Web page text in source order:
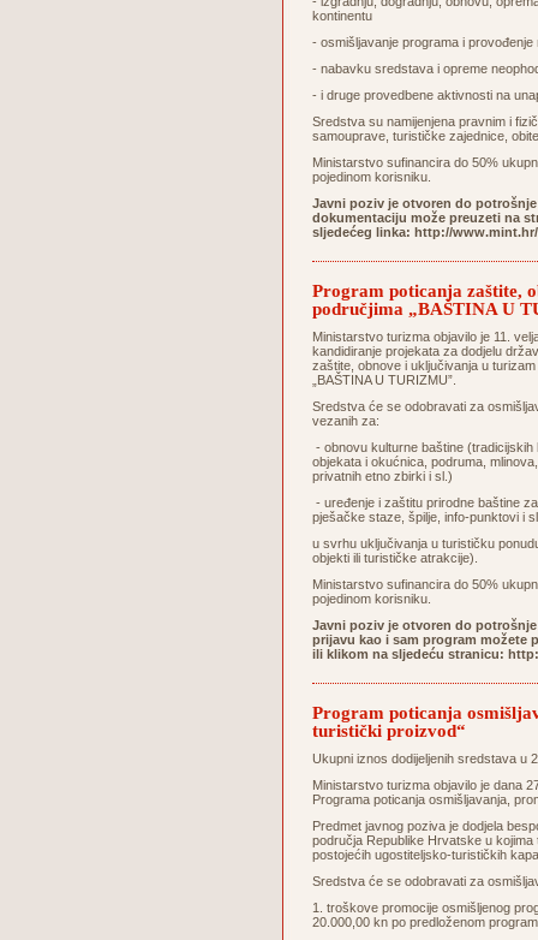
kontinentu
- osmišljavanje programa i
- nabavku sredstava i opreme
- i druge provedbene aktivnosti na
Sredstva su namijenjena pravnim i
samouprave, turističke zajednice,
Ministarstvo sufinancira do 50%
pojedinom korisniku.
Javni poziv je otvoren do
dokumentaciju može preuzeti na
sljedećeg linka: http://
Program poticanja zaštite,
područjima „BAŠTINA U
Ministarstvo turizma objavilo je 11.
kandidiranje projekata za dodjelu
zaštite, obnove i uključivanja u
„BAŠTINA U TURIZMU”.
Sredstva će se odobravati za
vezanih za:
- obnovu kulturne baštine
objekata i okućnica, podruma,
privatnih etno zbirki i sl.)
- uređenje i zaštitu prirodne baštine
pješačke staze, špilje, info-punktovi i
u svrhu uključivanja u turističku
objekti ili turističke atrakcije).
Ministarstvo sufinancira do 50%
pojedinom korisniku.
Javni poziv je otvoren do
prijavu kao i sam program možete
ili klikom na sljedeću stranicu:
Program poticanja
turistički proizvod“
Ukupni iznos dodijeljenih sredstava u
Ministarstvo turizma objavilo je dana
Programa poticanja osmišljavanja,
Predmet javnog poziva je dodjela
područja Republike Hrvatske u
postojećih ugostiteljsko-turističkih
Sredstva će se odobravati za
1. troškove promocije osmišljenog
20.000,00 kn po predloženom